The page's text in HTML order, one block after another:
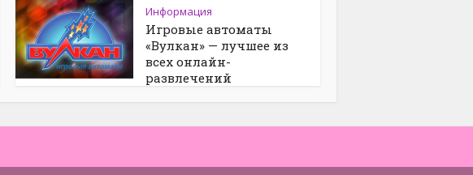
Информация
Игровые автоматы
«Вулкан» — лучшее из
всех онлайн-
развлечений